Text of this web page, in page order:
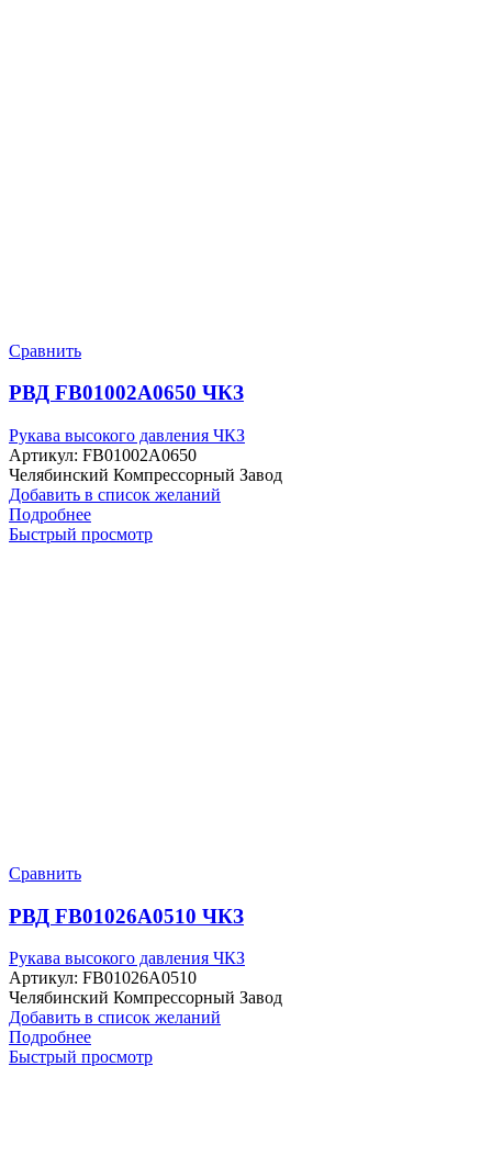
Сравнить
РВД FB01002A0650 ЧКЗ
Рукава высокого давления ЧКЗ
Артикул: FB01002A0650
Челябинский Компрессорный Завод
Добавить в список желаний
Подробнее
Быстрый просмотр
Сравнить
РВД FB01026A0510 ЧКЗ
Рукава высокого давления ЧКЗ
Артикул: FB01026A0510
Челябинский Компрессорный Завод
Добавить в список желаний
Подробнее
Быстрый просмотр